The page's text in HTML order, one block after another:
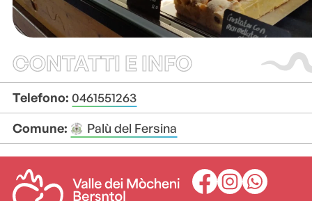
CONTATTI E INFO
Telefono: 0461551263
Comune:
Palù del Fersina
–
–